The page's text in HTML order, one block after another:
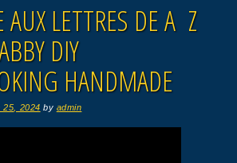
LETTRES DE A Z
DIY
HANDMADE
25, 2024 by admin